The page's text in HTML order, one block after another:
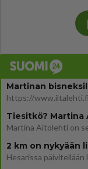
Martinan
2 km on nykyään